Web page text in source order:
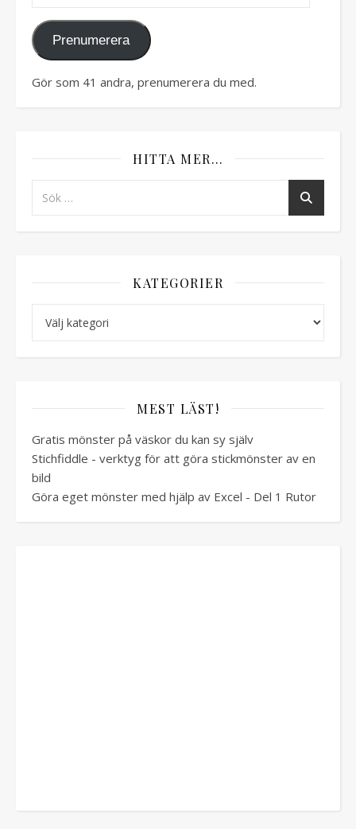
Prenumerera
Gör som 41 andra, prenumerera du med.
HITTA MER…
KATEGORIER
MEST LÄST!
Gratis mönster på väskor du kan sy själv
Stichfiddle - verktyg för att göra stickmönster av en
bild
Göra eget mönster med hjälp av Excel - Del 1 Rutor